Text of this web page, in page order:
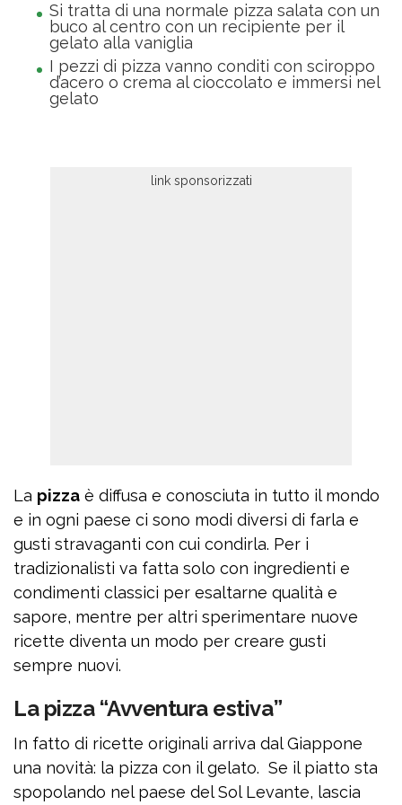
Si tratta di una normale pizza salata con un
buco al centro con un recipiente per il
gelato alla vaniglia
I pezzi di pizza vanno conditi con sciroppo
d’acero o crema al cioccolato e immersi nel
gelato
La pizza è diffusa e conosciuta in tutto il mondo
e in ogni paese ci sono modi diversi di farla e
gusti stravaganti con cui condirla. Per i
tradizionalisti va fatta solo con ingredienti e
condimenti classici per esaltarne qualità e
sapore, mentre per altri sperimentare nuove
ricette diventa un modo per creare gusti
sempre nuovi.
La pizza “Avventura estiva”
In fatto di ricette originali arriva dal Giappone
una novità: la pizza con il gelato. Se il piatto sta
spopolando nel paese del Sol Levante, lascia